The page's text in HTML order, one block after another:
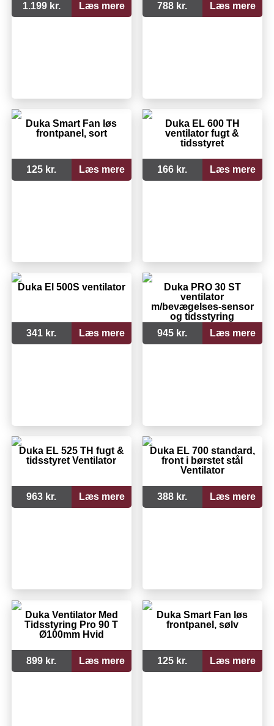
1.199 kr. Læs mere 788 kr. Læs mere
Duka Smart Fan løs
frontpanel, sort
125 kr. Læs mere
Duka EL 600 TH
ventilator fugt &
tidsstyret
166 kr. Læs mere
Duka El 500S ventilator
341 kr. Læs mere
Duka PRO 30 ST
ventilator
m/bevægelses-sensor
og tidsstyring
945 kr.
Læs mere
Duka EL 525 TH fugt &
tidsstyret Ventilator
963 kr. Læs mere
Duka EL 700 standard,
front i børstet stål
Ventilator
388 kr. Læs mere
Duka Ventilator Med
Tidsstyring Pro 90 T
Ø100mm Hvid
899 kr. Læs mere
Duka Smart Fan løs
frontpanel, sølv
125 kr. Læs mere